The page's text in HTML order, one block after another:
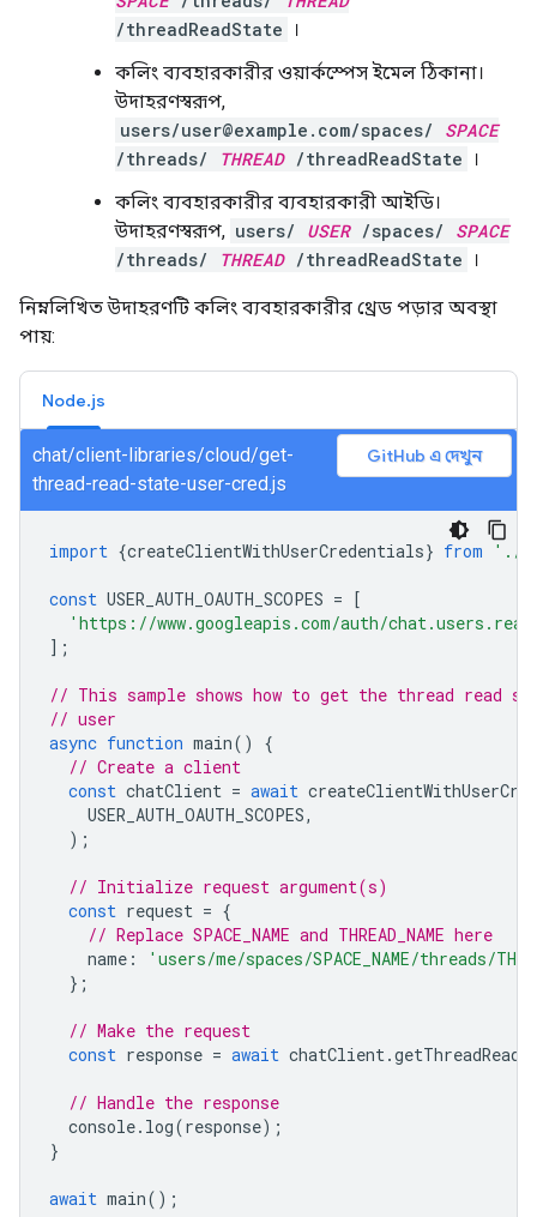
/threadReadState
।
কলিং ব্যবহারকারীর ওয়ার্কস্পেস ইমেল ঠিকানা।
উদাহরণস্বরূপ,
users/user@example.com/spaces/ SPACE
/threads/
THREAD/threadReadState
।
কলিং ব্যবহারকারীর ব্যবহারকারী আইডি।
উদাহরণস্বরূপ, users/ USER/spaces/ SPACE
/threads/
THREAD/threadReadState ।
নিম্নলিখিত উদাহরণটি কলিং ব্যবহারকারীর থ্রেড পড়ার অবস্থা
পায়:
Node.js
chat/client-libraries/cloud/get-
thread-read-state-user-cred.js
GitHub এ দেখুন
import {createClientWithUserCredentials} from './
const USER_AUTH_OAUTH_SCOPES = [
'https://www.googleapis.com/auth/
];
// This sample shows how to get the thread read
// user
async function main()
{
// Create a client
const chatClient = await
USER_AUTH_OAUTH_SCOPES,
);
// Initialize request argument(s)
const request = {
// Replace SPACE_NAME and THREAD_NAME here
name :
'users/me/spaces/SPACE_NAME/threads/
};
// Make the request
const response = await chatClient.
// Handle the response
console. log(response);
}
await main();